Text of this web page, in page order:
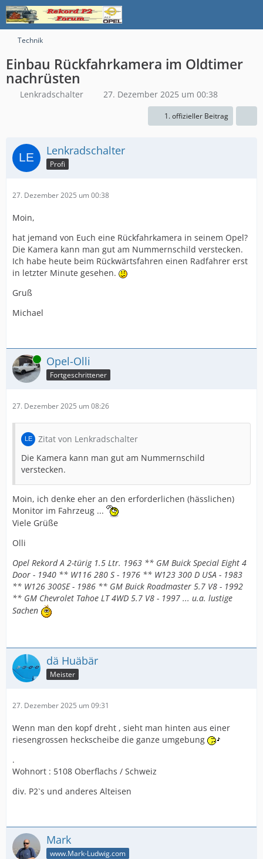
Technik
Einbau Rückfahrkamera im Oldtimer
nachrüsten
Lenkradschalter 27. Dezember 2025 um 00:38
1. offizieller Beitrag
Lenkradschalter
Profi
27. Dezember 2025 um 00:38
Moin,
hat jemand von Euch eine Rückfahrkamera in seinem Opel?
Die Kamera kann man gut am Nummernschild verstecken.
Ich habe heute beim Rückwärtsfahren einen Radfahrer erst
in letzter Minute gesehen.
Gruß
Michael
Online Opel-Olli
Fortgeschrittener
27. Dezember 2025 um 08:26
Zitat von Lenkradschalter
Die Kamera kann man gut am Nummernschild
verstecken.
Moin, ich denke eher an den erforderlichen (hässlichen)
Monitor im Fahrzeug ...
Viele Grüße
Olli
Opel Rekord A 2-türig 1.5 Ltr. 1963 ** GM Buick Special Eight 4
Door - 1940 ** W116 280 S - 1976 ** W123 300 D USA - 1983
** W126 300SE - 1986 ** GM Buick Roadmaster 5.7 V8 - 1992
** GM Chevrolet Tahoe LT 4WD 5.7 V8 - 1997 ... u.a. lustige
Sachen
dä Huäbär
Meister
27. Dezember 2025 um 09:31
Wenn man den kopf dreht , sieht man hinten aus einer
riesengrossen heckscheibe die ganze umgebung
.
Wohnort : 5108 Oberflachs / Schweiz
div. P2`s und anderes Alteisen
Mark
www.Mark-Ludwig.com